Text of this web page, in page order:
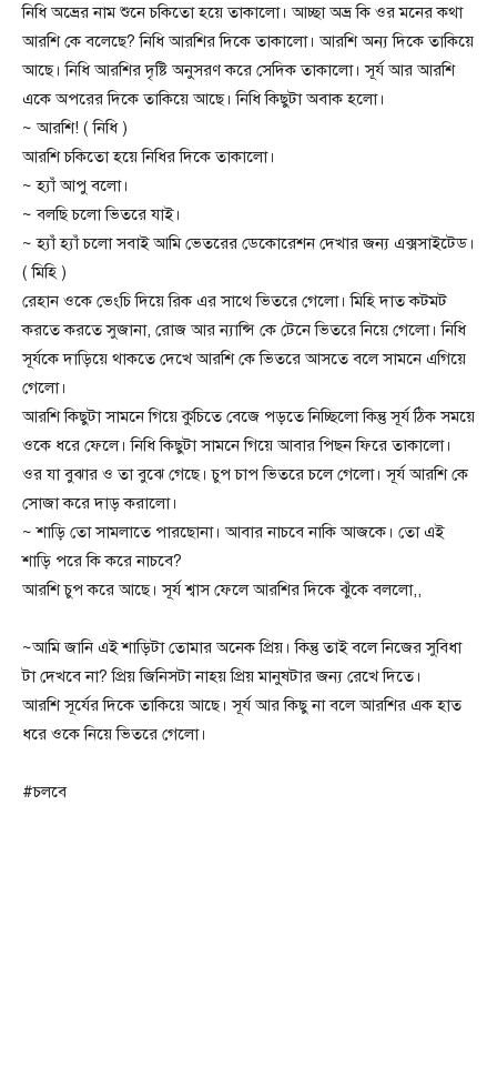
নিধি অভ্রের নাম শুনে চকিতো হয়ে তাকালো। আচ্ছা অভ্র কি ওর মনের কথা
আরশি কে বলেছে? নিধি আরশির দিকে তাকালো। আরশি অন্য দিকে তাকিয়ে
আছে। নিধি আরশির দৃষ্টি অনুসরণ করে সেদিক তাকালো। সূর্য আর আরশি
একে অপরের দিকে তাকিয়ে আছে। নিধি কিছুটা অবাক হলো।
~ আরশি! ( নিধি )
আরশি চকিতো হয়ে নিধির দিকে তাকালো।
~ হ্যাঁ আপু বলো।
~ বলছি চলো ভিতরে যাই।
~ হ্যাঁ হ্যাঁ চলো সবাই আমি ভেতরের ডেকোরেশন দেখার জন্য এক্সসাইটেড।
( মিহি )
রেহান ওকে ভেংচি দিয়ে রিক এর সাথে ভিতরে গেলো। মিহি দাত কটমট
করতে করতে সুজানা, রোজ আর ন্যান্সি কে টেনে ভিতরে নিয়ে গেলো। নিধি
সূর্যকে দাড়িয়ে থাকতে দেখে আরশি কে ভিতরে আসতে বলে সামনে এগিয়ে
গেলো।
আরশি কিছুটা সামনে গিয়ে কুচিতে বেজে পড়তে নিচ্ছিলো কিন্তু সূর্য ঠিক সময়ে
ওকে ধরে ফেলে। নিধি কিছুটা সামনে গিয়ে আবার পিছন ফিরে তাকালো।
ওর যা বুঝার ও তা বুঝে গেছে। চুপ চাপ ভিতরে চলে গেলো। সূর্য আরশি কে
সোজা করে দাড় করালো।
~ শাড়ি তো সামলাতে পারছোনা। আবার নাচবে নাকি আজকে। তো এই
শাড়ি পরে কি করে নাচবে?
আরশি চুপ করে আছে। সূর্য শ্বাস ফেলে আরশির দিকে ঝুঁকে বললো,,
~আমি জানি এই শাড়িটা তোমার অনেক প্রিয়। কিন্তু তাই বলে নিজের সুবিধা
টা দেখবে না? প্রিয় জিনিসটা নাহয় প্রিয় মানুষটার জন্য রেখে দিতে।
আরশি সূর্যের দিকে তাকিয়ে আছে। সূর্য আর কিছু না বলে আরশির এক হাত
ধরে ওকে নিয়ে ভিতরে গেলো।
#চলবে